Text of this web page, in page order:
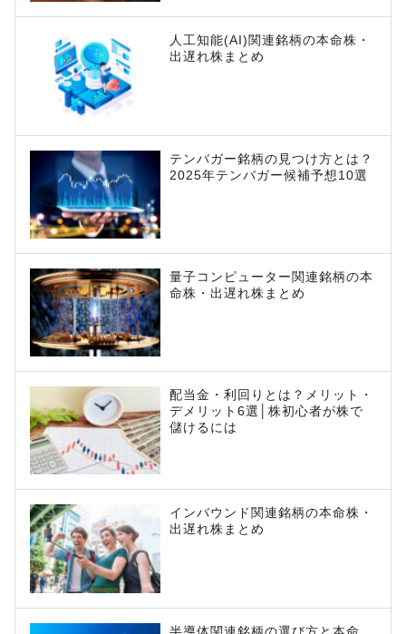
人工知能(AI)関連銘柄の本命株・
出遅れ株まとめ
テンバガー銘柄の見つけ方とは？
2025年テンバガー候補予想10選
量子コンピューター関連銘柄の本
命株・出遅れ株まとめ
配当金・利回りとは？メリット・
デメリット6選│株初心者が株で
儲けるには
インバウンド関連銘柄の本命株・
出遅れ株まとめ
半導体関連銘柄の選び方と本命